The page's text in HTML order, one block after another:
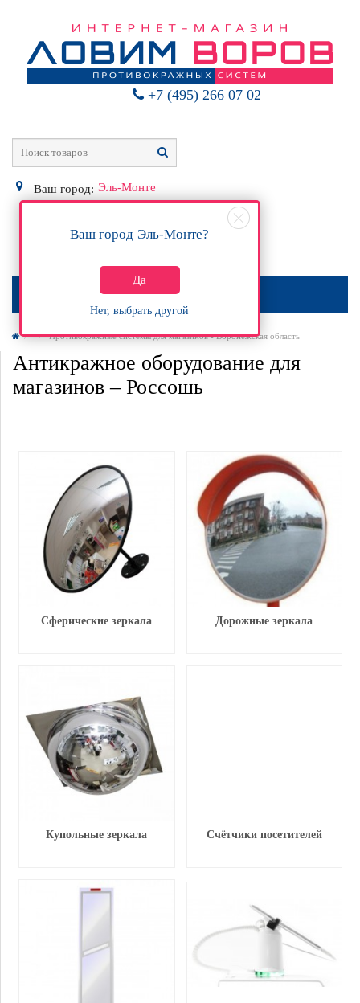
+7 (495) 266 07 02
Ваш город: Эль-Монте
Ваш город Эль-Монте?
Да
Нет, выбрать другой
0Р
МЕНЮ
Противокражные системы для магазинов - Воронежская область
Антикражное оборудование для
магазинов – Россошь
Сферические зеркала Дорожные зеркала
Купольные зеркала Счётчики посетителей